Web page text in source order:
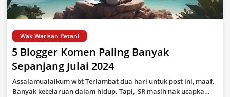
Wak Warisan Petani
5 Blogger Komen Paling Banyak
Sepanjang Julai 2024
Assalamualaikum wbt Terlambat dua hari untuk post ini, maaf.
Banyak kecelaruan dalam hidup. Tapi, SR masih nak ucapka…